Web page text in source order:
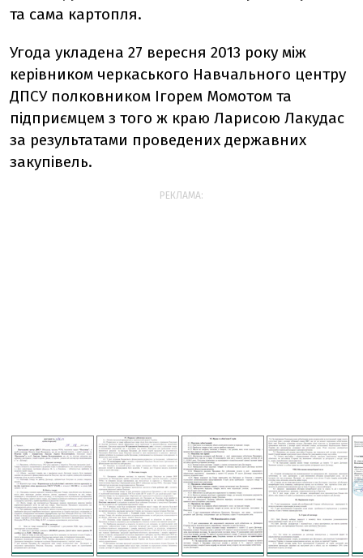
та сама картопля.
Угода укладена 27 вересня 2013 року між
керівником черкаського Навчального центру
ДПСУ полковником Ігорем Момотом та
підприємцем з того ж краю Ларисою Лакудас
за результатами проведених державних
закупівель.
РЕКЛАМА: